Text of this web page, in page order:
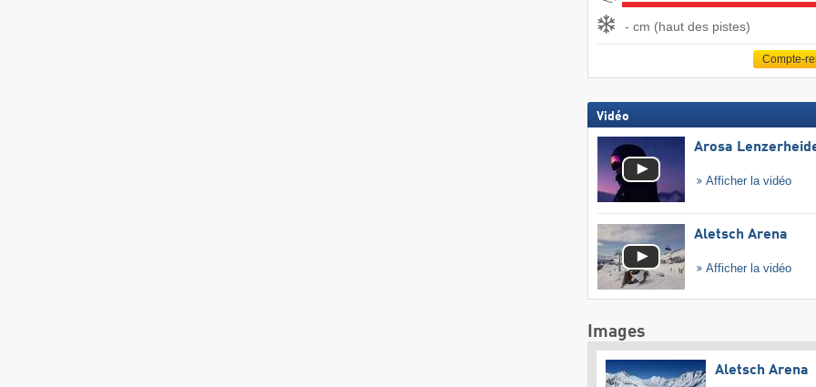
- cm (haut des pistes)
Compte-
Vidéo
Arosa
Afficher la vidéo
Aletsch Arena
Afficher la vidéo
Images
Aletsch Arena